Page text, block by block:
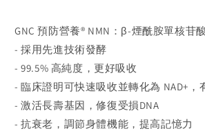
粒
粒
GNC 預防營養® NMN：β-煙酰胺單核苷酸
- 採用先進技術發酵
- 99.5% 高純度，更好吸收
- 臨床證明可快速吸收並轉化為 NAD+，
- 激活長壽基因，修復受損DNA
- 抗衰老，調節身體機能，提高記憶力